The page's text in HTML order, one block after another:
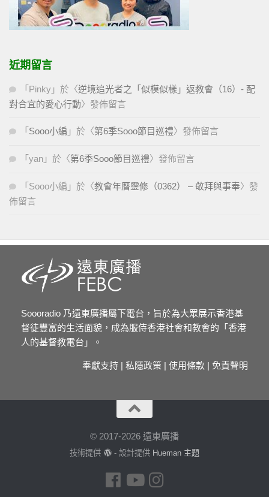
近期留言
「 Pinky 」於〈逆境追光者之「似模似樣」返教會（16）- 配
對合宜的愛心行動〉發佈留言
「 Sooo小編 」於〈第6季Sooo節目巡禮〉發佈留言
「 yan 」於〈第6季Sooo節目巡禮〉發佈留言
「 Sooo小編 」於〈教會年曆靈修（0362） – 敬拜與事奉〉發
佈留言
Soooradio 乃遠東廣播屬下電台，旨於為大眾展示香港基
督徒豐富的生活面貌，成為服侍香港社會和教會的「香港
人的基督教電台」。
奉獻支持 | 私隱政策 | 使用條款 | 免責聲明
© 2017-2026 遠東廣播
技術提供 - 設計提供 Hueman 主題